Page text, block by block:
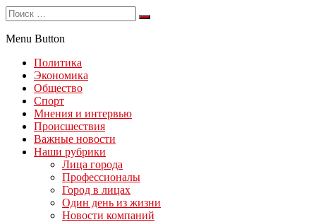
Menu Button
Политика
Экономика
Общество
Спорт
Мнения и интервью
Происшествия
Важные новости
Наши рубрики
Лица города
Профессионалы
Город в лицах
Один день из жизни
Новости компаний